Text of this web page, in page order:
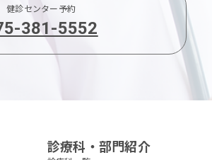
健診センター予約
381-5552
診療科・部門紹介